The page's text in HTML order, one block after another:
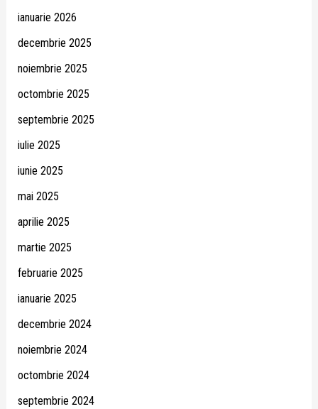
ianuarie 2026
decembrie 2025
noiembrie 2025
octombrie 2025
septembrie 2025
iulie 2025
iunie 2025
mai 2025
aprilie 2025
martie 2025
februarie 2025
ianuarie 2025
decembrie 2024
noiembrie 2024
octombrie 2024
septembrie 2024